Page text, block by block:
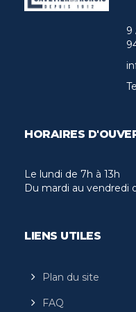
9
HORAIRES
Le lundi de 7h à 13h
Du mardi au vendredi
LIENS UTILES
Plan du site
FAQ